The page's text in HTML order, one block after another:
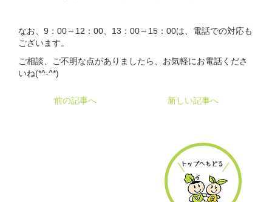
なお、9：00～12：00、13：00～15：00は、電話での対応も
ございます。
ご相談、ご不明な点がありましたら、お気軽にお電話くださ
いね(*^-^*)
前の記事へ 新しい記事へ